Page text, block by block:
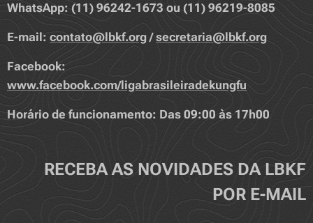
WhatsApp: (11) 96242-1673 ou (11) 96219-8085
E-mail: contato@lbkf.org/secretaria@lbkf.org
Facebook:
www.facebook.com/ligabrasileiradekungfu
Horário de funcionamento: Das 09:00 às 17h00
RECEBA AS NOVIDADES DA LBKF
POR E-MAIL